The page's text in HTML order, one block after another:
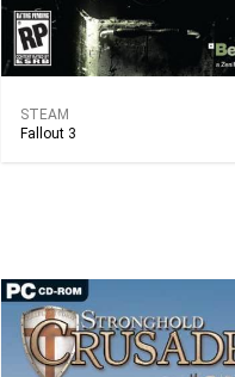
STEAM
Fallout 3